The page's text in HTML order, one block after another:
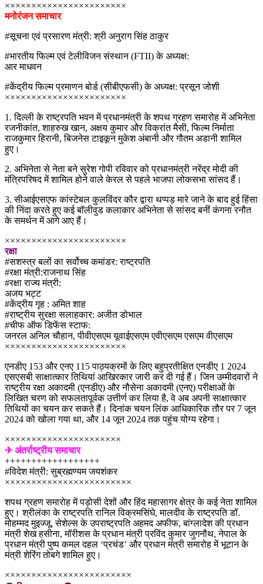
×××××××××××××××××××××××
मनोरंजन समाचार
#सूचना एवं प्रसारण मंत्री: श्री अनुराग सिंह ठाकुर
#भारतीय फिल्म एवं टेलीविजन संस्थान (FTII) के अध्यक्ष:
आर माधवन
#केंद्रीय फिल्म प्रमाणन बोर्ड (सीबीएफसी) के अध्यक्ष: प्रसून जोशी
×××××××××××××××××××××××
1. दिल्ली के राष्ट्रपति भवन में प्रधानमंत्री के शपथ ग्रहण समारोह में अभिनेता
रजनीकांत, शाहरुख खान, अक्षय कुमार और विक्रांत मैसी, फिल्म निर्माता
राजकुमार हिरानी, ​​बिजनेस टाइकून मुकेश अंबानी और गौतम अडानी शामिल
हुए।
2. अभिनेता से नेता बने सुरेश गोपी रविवार को प्रधानमंत्री नरेंद्र मोदी की
मंत्रिपरिषद में शामिल होने वाले केरल से पहले भाजपा लोकसभा सांसद हैं।
3. सीआईएसएफ कांस्टेबल कुलविंदर कौर द्वारा थप्पड़ मारे जाने के बाद हुई हिंसा
की निंदा करते हुए कई बॉलीवुड कलाकार अभिनेता से सांसद बनीं कंगना रनौत
के समर्थन में आगे आए हैं।
×××××××××××××××××××××××
रक्षा
#सशस्त्र बलों का सर्वोच्च कमांडर: राष्ट्रपति
#रक्षा मंत्री:राजनाथ सिंह
#रक्षा राज्य मंत्री:
अजय भट्ट
#केंद्रीय गृह : अमित शाह
#राष्ट्रीय सुरक्षा सलाहकार: अजीत डोभाल
#चीफ ऑफ डिफेंस स्टाफ:
जनरल अनिल चौहान, पीवीएसएम यूवाईएसएम एवीएसएम एसएम वीएसएम
×××××××××××××××××××××××
एनडीए 153 और एनए 115 पाठ्यक्रमों के लिए बहुप्रतीक्षित एनडीए 1 2024
एसएसबी साक्षात्कार तिथियां आखिरकार जारी कर दी गई हैं। जिन उम्मीदवारों ने
राष्ट्रीय रक्षा अकादमी (एनडीए) और नौसेना अकादमी (एनए) परीक्षाओं के
लिखित चरण को सफलतापूर्वक उत्तीर्ण कर लिया है, वे अब अपनी साक्षात्कार
तिथियों का चयन कर सकते हैं। दिनांक चयन लिंक आधिकारिक तौर पर 7 जून
2024 को खोला गया था, और 14 जून 2024 तक पहुंच योग्य रहेगा।
××××××××××××××××××××××
✈ अंतर्राष्ट्रीय समाचार
++++++++++++++++++
#विदेश मंत्री: सुब्रह्मण्यम जयशंकर
××××××××××××××××××××××××
शपथ ग्रहण समारोह में पड़ोसी देशों और हिंद महासागर क्षेत्र के कई नेता शामिल
हुए। श्रीलंका के राष्ट्रपति रानिल विक्रमसिंघे, मालदीव के राष्ट्रपति डॉ.
मोहम्मद मुइज्जू, सेशेल्स के उपराष्ट्रपति अहमद अफीफ, बांग्लादेश की प्रधान
मंत्री शेख हसीना, मॉरीशस के प्रधान मंत्री प्रविंद कुमार जुगनौथ, नेपाल के
प्रधान मंत्री पुष्प कमल दहल ‘प्रचंड’ और प्रधान मंत्री समारोह में भूटान के
मंत्री शेरिंग तोबगे शामिल हुए।
××××××××××××××××××××××××